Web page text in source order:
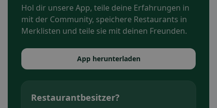
Hol dir unsere App, teile deine Erfahrungen in
mit der Community, speichere Restaurants in
Merklisten und teile sie mit deinen Freunden.
App herunterladen
Restaurantbesitzer?